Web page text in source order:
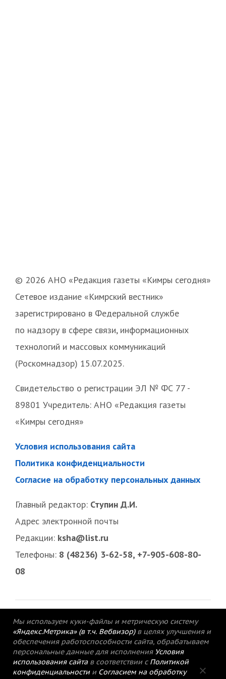
© 2026 АНО «Редакция газеты «Кимры сегодня»
Сетевое издание «Кимрский вестник»
зарегистрировано в Федеральной службе
по надзору в сфере связи, информационных
технологий и массовых коммуникаций
(Роскомнадзор) 15.07.2025.
Свидетельство о регистрации ЭЛ № ФС 77 -
89801 Учредитель: АНО «Редакция газеты
«Кимры сегодня»
Условия использования сайта
Политика конфиденциальности
Согласие на обработку персональных данных
Главный редактор: Ступин Д.И.
Адрес электронной почты
Редакции: ksha@list.ru
Телефоны: 8 (48236) 3-62-58, +7-905-608-80-
08
Мы используем куки-файлы и метрическую систему
«Яндекс.Метрика» (в т.ч. Вебвизор) в целях улучшения и
обеспечения работоспособности сайта, обрабатываем
персональные данные для исполнения Условия
использования сайтав соответствии с Политикой
конфиденциальностии Согласием на обработку